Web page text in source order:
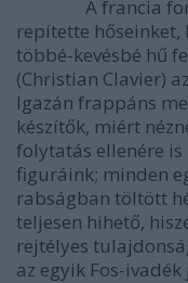
A francia
repítette hőseinket,
többé-kevésbé hű
(Christian Clavier)
Igazán frappáns
készítők, miért
folytatás ellenére
figuráink; minden
rabságban töltött
teljesen hihető,
rejtélyes
az egyik Fos-ivadék